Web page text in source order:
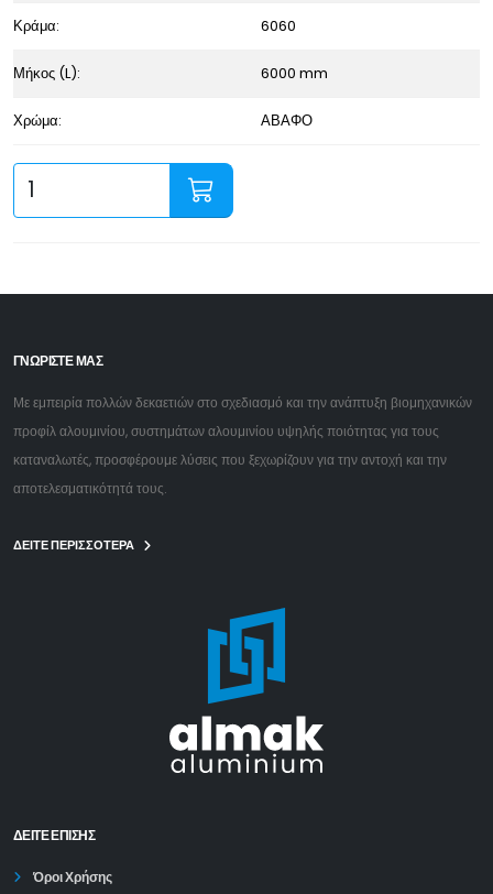
Κράμα: 6060
Μήκος (L): 6000 mm
Χρώμα: ΑΒΑΦΟ
ΓΝΩΡΙΣΤΕ ΜΑΣ
Με εμπειρία πολλών δεκαετιών στο σχεδιασμό και την ανάπτυξη βιομηχανικών
προφίλ αλουμινίου, συστημάτων αλουμινίου υψηλής ποιότητας για τους
καταναλωτές, προσφέρουμε λύσεις που ξεχωρίζουν για την αντοχή και την
αποτελεσματικότητά τους.
ΔΕΙΤΕ ΠΕΡΙΣΣΟΤΕΡΑ
ΔΕΊΤΕ ΕΠΙΣΗΣ
Όροι Χρήσης